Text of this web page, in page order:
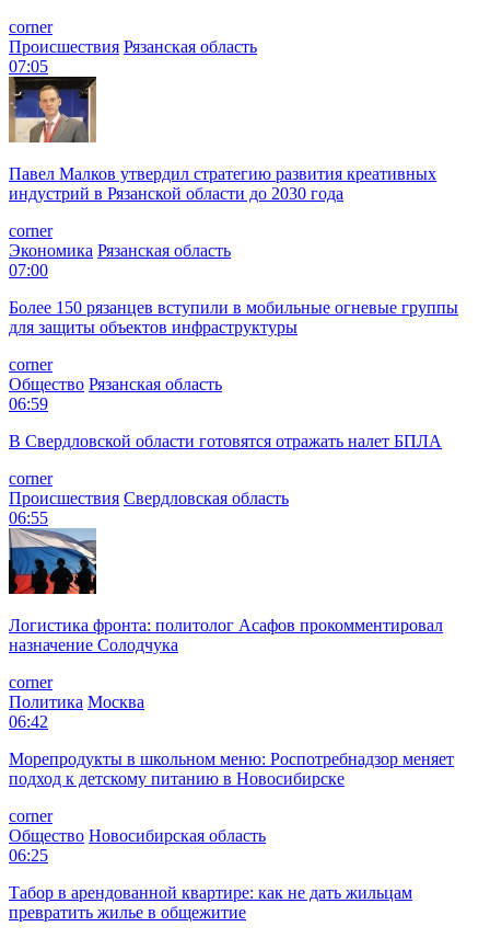
corner
Происшествия Рязанская область
07:05
Павел Малков утвердил стратегию развития креативных
индустрий в Рязанской области до 2030 года
corner
Экономика Рязанская область
07:00
Более 150 рязанцев вступили в мобильные огневые группы
для защиты объектов инфраструктуры
corner
Общество Рязанская область
06:59
В Свердловской области готовятся отражать налет БПЛА
corner
Происшествия Свердловская область
06:55
Логистика фронта: политолог Асафов прокомментировал
назначение Солодчука
corner
Политика Москва
06:42
Морепродукты в школьном меню: Роспотребнадзор меняет
подход к детскому питанию в Новосибирске
corner
Общество Новосибирская область
06:25
Табор в арендованной квартире: как не дать жильцам
превратить жилье в общежитие